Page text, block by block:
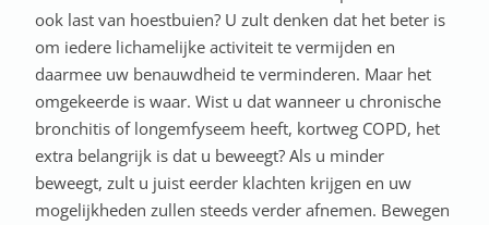
ook last van hoestbuien? U zult denken dat het beter is
om iedere lichamelijke activiteit te vermijden en
daarmee uw benauwdheid te verminderen. Maar het
omgekeerde is waar. Wist u dat wanneer u chronische
bronchitis of longemfyseem heeft, kortweg COPD, het
extra belangrijk is dat u beweegt? Als u minder
beweegt, zult u juist eerder klachten krijgen en uw
mogelijkheden zullen steeds verder afnemen. Bewegen